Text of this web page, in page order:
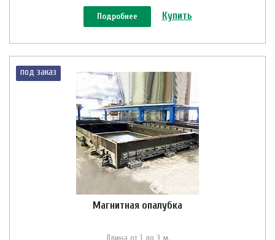
Подробнее Купить
под заказ
Магнитная опалубка
Длина от 1 до 3 м.